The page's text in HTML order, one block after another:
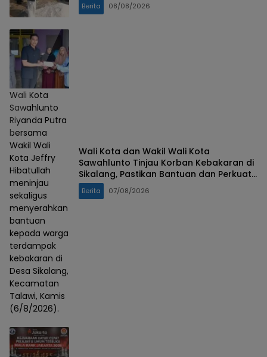
Berita 08/08/2026
Wali Kota
Sawahlunto
Riyanda Putra
bersama
Wakil Wali
Kota Jeffry
Hibatullah
meninjau
sekaligus
menyerahkan
bantuan
kepada warga
terdampak
kebakaran di
Desa Sikalang,
Kecamatan
Talawi, Kamis
(6/8/2026).
Wali Kota dan Wakil Wali Kota
Sawahlunto Tinjau Korban Kebakaran di
Sikalang, Pastikan Bantuan dan Perkuat
Mitigasi Bencana
Berita 07/08/2026